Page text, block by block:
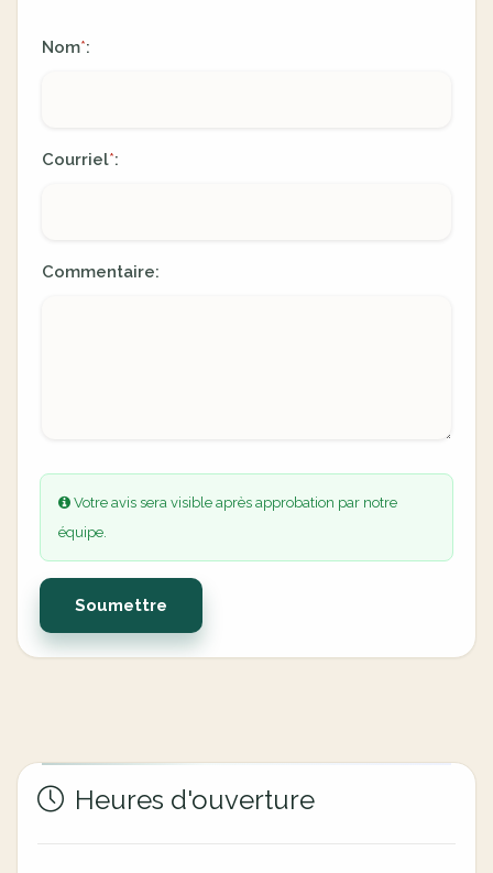
Nom*:
Courriel*:
Commentaire:
Votre avis sera visible après approbation par notre
équipe.
Soumettre
Heures d'ouverture